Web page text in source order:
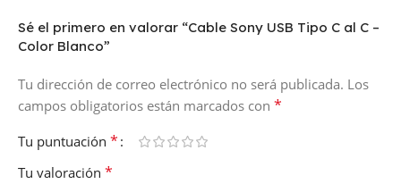
Sé el primero en valorar “Cable Sony USB Tipo C al C –
Color Blanco”
Tu dirección de correo electrónico no será publicada. Los
campos obligatorios están marcados con *
Tu puntuación *
Tu valoración *